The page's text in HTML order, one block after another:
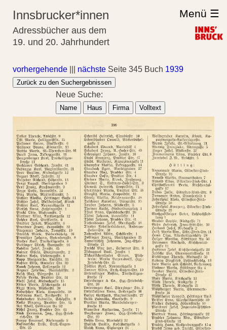
Innsbrucker*innen
Adressbücher aus dem
19. und 20. Jahrhundert
Menü ☰
vorhergehende nächste Seite 345 Buch 1939
Zurück zu den Suchergebnissen
Neue Suche:
Name Haus Firma Volltext